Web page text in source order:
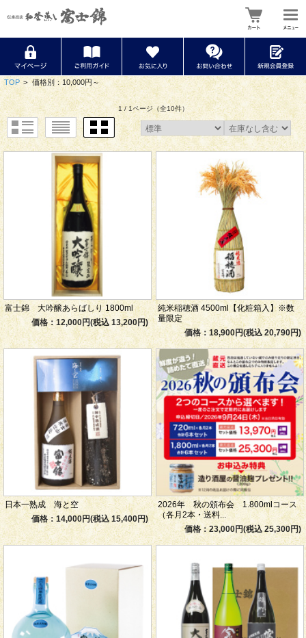
TOP > 価格別：10,000円～
1 / 1ページ （全10件）
富士錦 大吟醸あらばしり 1800ml
価格：12,000円(税込 13,200円)
純米稲穂酒 4500ml【化粧箱入】※数
量限定
価格：18,900円(税込 20,790円)
日本一熟成 海と空
価格：14,000円(税込 15,400円)
2026年 秋の頒布会 1.800mlコース
（各月2本・送料...
価格：23,000円(税込 25,300円)